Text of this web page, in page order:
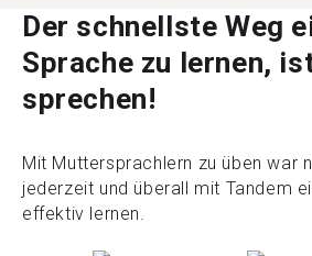
Der schnellste Weg
Sprache zu lernen,
sprechen!
Mit Muttersprachlern zu üben war
jederzeit und überall mit Tandem
effektiv lernen.